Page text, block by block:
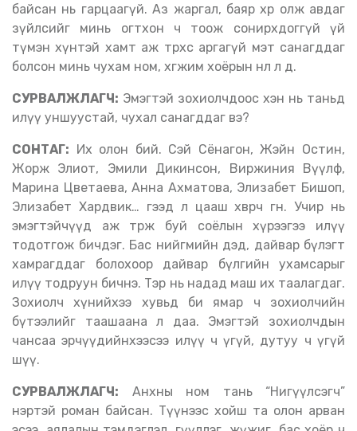
байсан нь гарцаагүй. Аз жаргал, баяр хөөр олж авдаг
зүйлсийг минь огтхон ч тоож сонирхдоггүй үй
түмэн хүнтэй хамт аж төрөхөөс аргагүй мэт санагддаг
болсон минь чухам ном, хөгжим хоёрын нөлөө л дөө.
СУРВАЛЖЛАГЧ: Эмэгтэй зохиолчдоос хэн нь таньд
илүү уншуустай, чухал санагддаг вэ?
СОНТАГ: Их олон бий. Сэй Сёнагон, Жэйн Остин,
Жорж Элиот, Эмили Дикинсон, Виржиния Вүүлф,
Марина Цветаева, Анна Ахматова, Элизабет Бишоп,
Элизабет Хардвик… гээд л цааш хөвөрч өгнө. Учир нь
эмэгтэйчүүд аж төрж буй соёлын хүрээгээ илүү
тодотгож бичдэг. Бас нийгмийн дэд, дайвар бүлэгт
хамрагддаг болохоор дайвар бүлгийн ухамсарыг
илүү тодруун бичнэ. Тэр нь надад маш их таалагдаг.
Зохиолч хүнийхээ хувьд би ямар ч зохиолчийн
бүтээлийг таашаана л даа. Эмэгтэй зохиолчдын
чансаа эрчүүдийнхээсээ илүү ч үгүй, дутуу ч үгүй
шүү.
СУРВАЛЖЛАГЧ:
Анхны ном тань “Нигүүлсэгч”
нэртэй роман байсан. Түүнээс хойш та олон арван